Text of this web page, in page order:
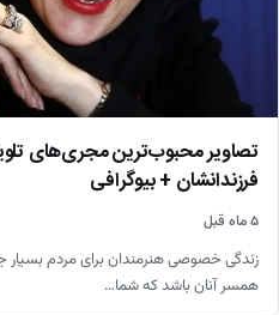
تصاویر محبوب‌ترین مجری‌های
فرزندانشان + بیوگرافی
۵ ماه قبل
زندگی خصوصی هنرمندان برای مردم
همسر آنان باشد که شما…